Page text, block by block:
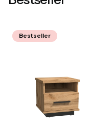
Bestseller